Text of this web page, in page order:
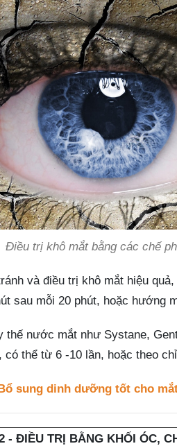
Điều trị khô mắt bằng các chế
và điều trị khô mắt hiệu
sau mỗi 20 phút, hoặc hướng
thế nước mắt như Systane,
có thể từ 6 -10 lần, hoặc theo
sung dinh dưỡng tốt cho
- ĐIỀU TRỊ BẰNG KHỐI ÓC,